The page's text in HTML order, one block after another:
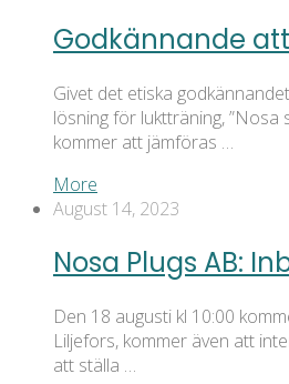
Godkännande
Givet det etiska
lösning för luktträning,
kommer att jämföras …
More
August 14, 2023
Nosa Plugs AB:
Den 18 augusti kl 10:00
Liljefors, kommer även att
att ställa …